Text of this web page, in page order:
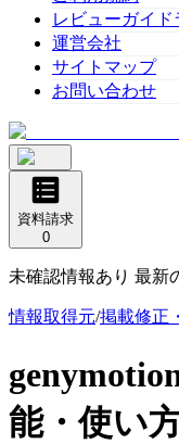
レビューガイド
運営会社
サイトマップ
お問い合わせ
資料請求
0
未確認情報あり 最新
情報取得元/掲載修正
能・使い